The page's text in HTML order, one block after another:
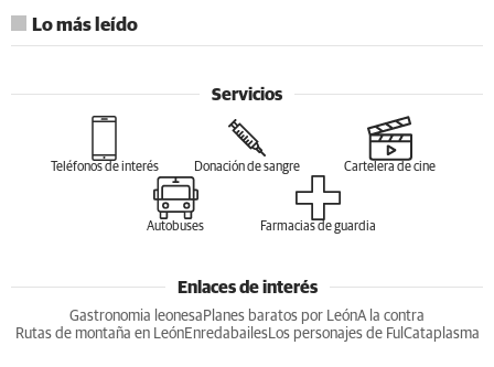
Lo más leído
Servicios
Teléfonos de interés Donación de sangre Cartelera de cine
Autobuses Farmacias de guardia
Enlaces de interés
Gastronomia leonesa Planes baratos por LeónA la contra
Rutas de montaña en LeónEnredabailesLos personajes de Ful Cataplasma